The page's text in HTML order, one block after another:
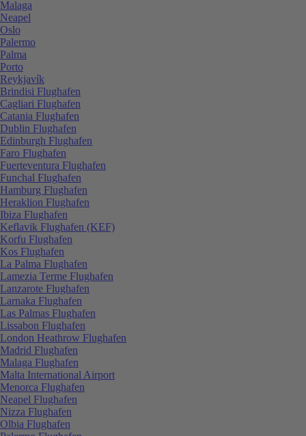
Malaga
Neapel
Oslo
Palermo
Palma
Porto
Reykjavík
Brindisi Flughafen
Cagliari Flughafen
Catania Flughafen
Dublin Flughafen
Edinburgh Flughafen
Faro Flughafen
Fuerteventura Flughafen
Funchal Flughafen
Hamburg Flughafen
Heraklion Flughafen
Ibiza Flughafen
Keflavik Flughafen (KEF)
Korfu Flughafen
Kos Flughafen
La Palma Flughafen
Lamezia Terme Flughafen
Lanzarote Flughafen
Larnaka Flughafen
Las Palmas Flughafen
Lissabon Flughafen
London Heathrow Flughafen
Madrid Flughafen
Malaga Flughafen
Malta International Airport
Menorca Flughafen
Neapel Flughafen
Nizza Flughafen
Olbia Flughafen